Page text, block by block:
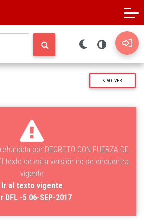
VOLVER
por DECRETO CON FUERZA DE
texto de esta versión no se encuentra
vigente
Ir al texto vigente
DFL -5 06-SEP-2017